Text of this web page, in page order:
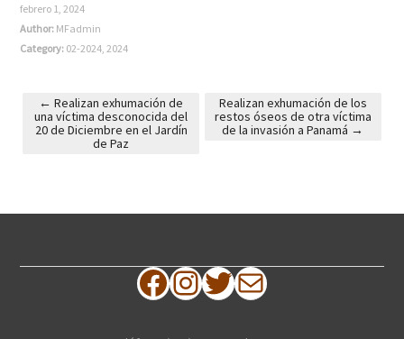
febrero 1, 2024
Author: MFadmin
Category: 02-2024 ,2024
Post navigation
← Realizan exhumación de
una víctima desconocida del
20 de Diciembre en el Jardín
de Paz
Realizan exhumación de los
restos óseos de otra víctima
de la invasión a Panamá →
Facebook
Instagram
Twitter
Correo electrónico